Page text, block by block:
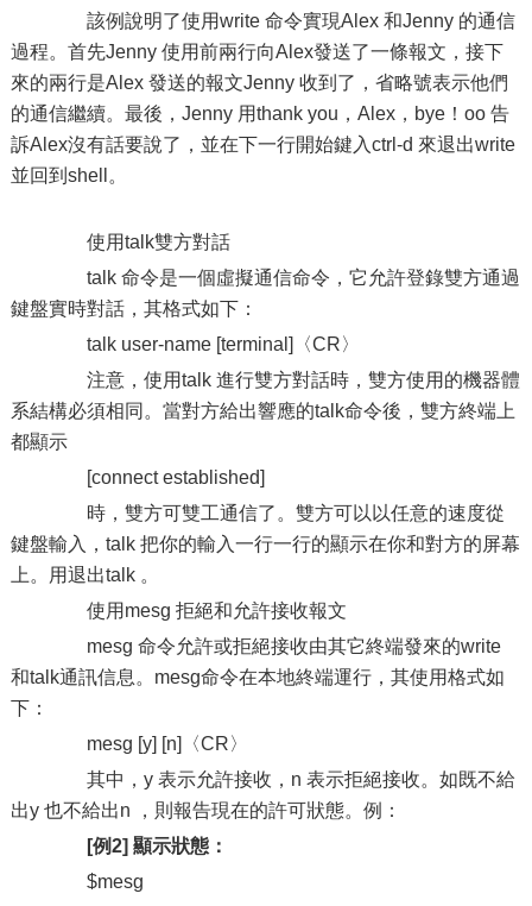
該例說明了使用write 命令實現Alex 和Jenny 的通信
過程。首先Jenny 使用前兩行向Alex發送了一條報文，接下
來的兩行是Alex 發送的報文Jenny 收到了，省略號表示他們
的通信繼續。最後，Jenny 用thank you，Alex，bye！oo 告
訴Alex沒有話要說了，並在下一行開始鍵入ctrl-d 來退出write
並回到shell。
使用talk雙方對話
talk 命令是一個虛擬通信命令，它允許登錄雙方通過
鍵盤實時對話，其格式如下：
talk user-name [terminal]〈CR〉
注意，使用talk 進行雙方對話時，雙方使用的機器體
系結構必須相同。當對方給出響應的talk命令後，雙方終端上
都顯示
[connect established]
時，雙方可雙工通信了。雙方可以以任意的速度從
鍵盤輸入，talk 把你的輸入一行一行的顯示在你和對方的屏幕
上。用退出talk 。
使用mesg 拒絕和允許接收報文
mesg 命令允許或拒絕接收由其它終端發來的write
和talk通訊信息。mesg命令在本地終端運行，其使用格式如
下：
mesg [y] [n]〈CR〉
其中，y 表示允許接收，n 表示拒絕接收。如既不給
出y 也不給出n ，則報告現在的許可狀態。例：
[例2] 顯示狀態：
$mesg